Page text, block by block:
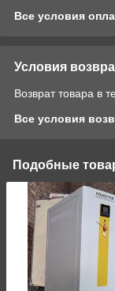
Все условия
Условия
Возврат товара в
Все условия
Подобные